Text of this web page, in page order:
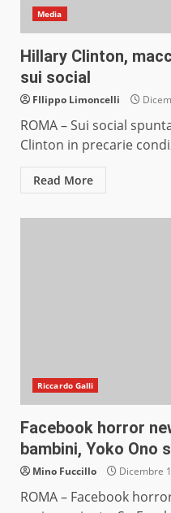
Media
Hillary Clinton,
sui social
FIlippo Limoncelli
ROMA – Sui social
Clinton in precarie
Read More
Riccardo Galli
Facebook horror
bambini, Yoko Ono
Mino Fuccillo Dicembre
ROMA – Facebook